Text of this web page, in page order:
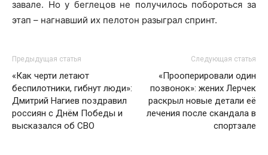
завале. Но у беглецов не получилось побороться за
этап – нагнавший их пелотон разыграл спринт.
Предыдущая статья
«Как черти летают
беспилотники, гибнут люди»:
Дмитрий Нагиев поздравил
россиян с Днём Победы и
высказался об СВО
Следующая статья
«Прооперировали один
позвонок»: жених Лерчек
раскрыл новые детали её
лечения после скандала в
спортзале